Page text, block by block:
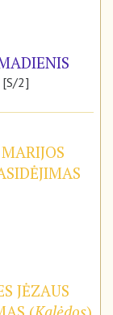
[S/2]
JĖZAUS